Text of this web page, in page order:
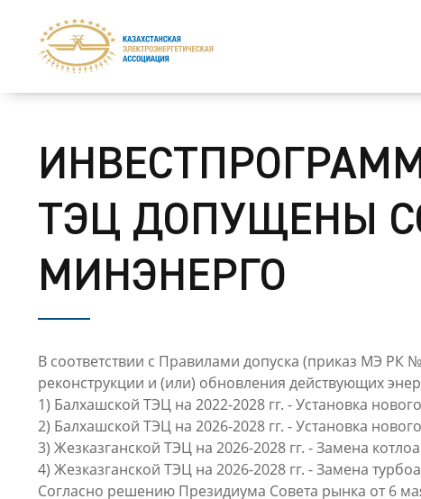
ТЭЦ ДОПУЩЕНЫ
МИНЭНЕРГО
В соответствии c Правилами допуска (приказ МЭ
реконструкции и (или) обновления действующих
1) Балхашской ТЭЦ на 2022-2028 гг. - Установка
2) Балхашской ТЭЦ на 2026-2028 гг. - Установка
3) Жезказганской ТЭЦ на 2026-2028 гг. - Замена
4) Жезказганской ТЭЦ на 2026-2028 гг. - Замена
Согласно решению Президиума Совета рынка от 6